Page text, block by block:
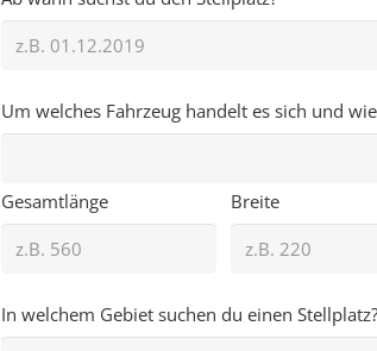
Um welches Fahrzeug handelt es sich und
Gesamtlänge Breite
In welchem Gebiet suchen du einen Stellplatz?